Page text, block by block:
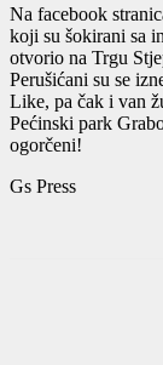
Na facebook
koji su šokirani sa
otvorio na Trgu
Perušićani su se
Like, pa čak i van
Pećinski park
ogorčeni!
Gs Press